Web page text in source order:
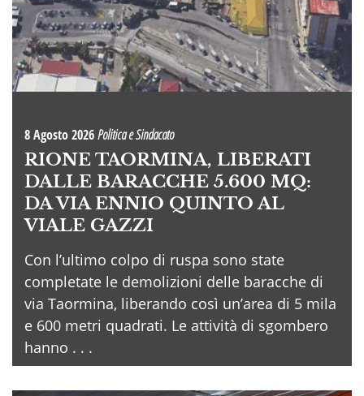
8 Agosto 2026Politica e Sindacato
RIONE TAORMINA, LIBERATI
DALLE BARACCHE 5.600 MQ:
DA VIA ENNIO QUINTO AL
VIALE GAZZI
Con l’ultimo colpo di ruspa sono state
completate le demolizioni delle baracche di
via Taormina, liberando così un’area di 5 mila
e 600 metri quadrati. Le attività di sgombero
hanno . . .